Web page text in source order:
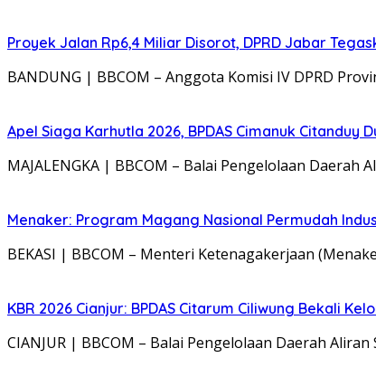
Proyek Jalan Rp6,4 Miliar Disorot, DPRD Jabar
BANDUNG | BBCOM – Anggota Komisi IV DPRD
Apel Siaga Karhutla 2026, BPDAS Cimanuk
MAJALENGKA | BBCOM – Balai Pengelolaan
Menaker: Program Magang Nasional Permudah
BEKASI | BBCOM – Menteri Ketenagakerjaan
KBR 2026 Cianjur: BPDAS Citarum Ciliwung Bekali
CIANJUR | BBCOM – Balai Pengelolaan Daerah